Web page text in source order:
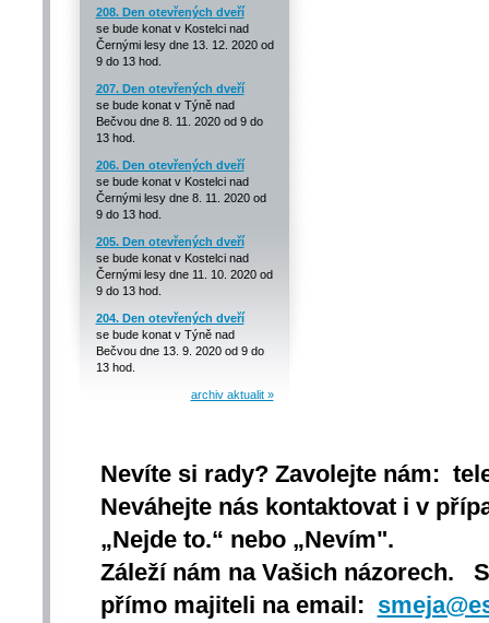
208. Den otevřených dveří
se bude konat v Kostelci nad
Černými lesy dne 13. 12. 2020 od
9 do 13 hod.
207. Den otevřených dveří
se bude konat v Týně nad
Bečvou dne 8. 11. 2020 od 9 do
13 hod.
206. Den otevřených dveří
se bude konat v Kostelci nad
Černými lesy dne 8. 11. 2020 od
9 do 13 hod.
205. Den otevřených dveří
se bude konat v Kostelci nad
Černými lesy dne 11. 10. 2020 od
9 do 13 hod.
204. Den otevřených dveří
se bude konat v Týně nad
Bečvou dne 13. 9. 2020 od 9 do
13 hod.
archiv aktualit »
Nevíte si rady? Zavolejte nám:
Neváhejte nás kontaktovat i v
„Nejde to.“ nebo „Nevím".
Záleží nám na Vašich názorech.
přímo majiteli na email: